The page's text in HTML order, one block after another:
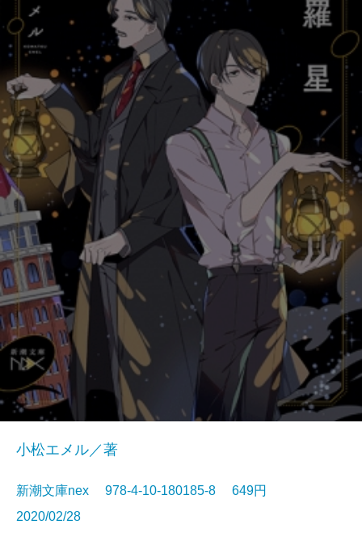
小松エメル／著
新潮文庫nex 978-4-10-180185-8 649円
2020/02/28